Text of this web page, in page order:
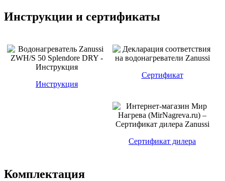
Инструкции и сертификаты
Инструкция
Сертификат
Сертификат дилера
Комплектация